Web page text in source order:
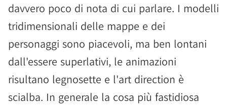
davvero poco di nota di cui parlare. I modelli
tridimensionali delle mappe e dei
personaggi sono piacevoli, ma ben lontani
dall'essere superlativi, le animazioni
risultano legnosette e l'art direction è
scialba. In generale la cosa più fastidiosa